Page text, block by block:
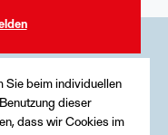
Sie beim individuellen
dieser
dass wir Cookies im